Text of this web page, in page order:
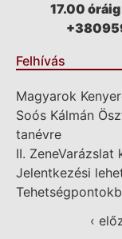
17.00
Felhívás
Magyarok
Soós Kálmán
tanévre
II.
Jelentkezési
‹